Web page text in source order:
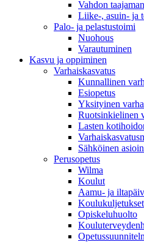
Vahdon
Liike-, asuin- ja
Palo- ja pelastustoimi
Nuohous
Varautuminen
Kasvu ja oppiminen
Varhaiskasvatus
Kunnallinen
Esiopetus
Yksityinen
Ruotsinkielinen
Lasten
Sähköinen
Perusopetus
Wilma
Koulut
Aamu- ja
Koulukuljetukset
Opiskeluhuolto